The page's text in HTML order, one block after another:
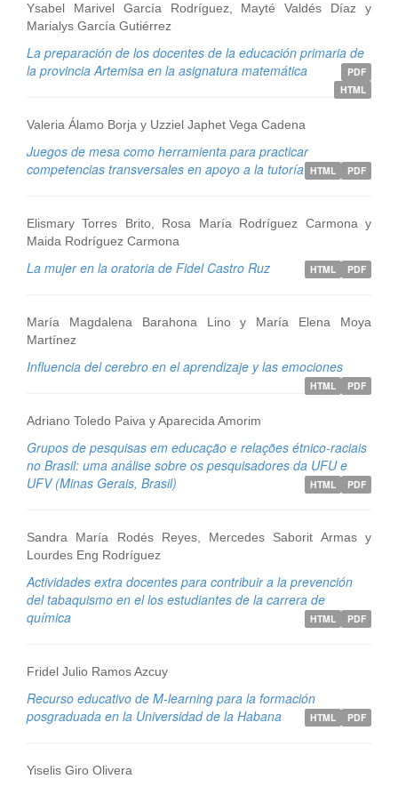
Ysabel Marivel García Rodríguez, Mayté Valdés Díaz y
Marialys García Gutiérrez
La preparación de los docentes de la educación primaria de
la provincia Artemisa en la asignatura matemática
PDF
HTML
Valeria Álamo Borja y Uzziel Japhet Vega Cadena
Juegos de mesa como herramienta para practicar
competencias transversales en apoyo a la tutoría
PDF
HTML
Elismary Torres Brito, Rosa María Rodríguez Carmona y
Maida Rodríguez Carmona
La mujer en la oratoria de Fidel Castro Ruz PDF
HTML
María Magdalena Barahona Lino y María Elena Moya
Martínez
Influencia del cerebro en el aprendizaje y las emociones
PDF
HTML
Adriano Toledo Paiva y Aparecida Amorim
Grupos de pesquisas em educação e relações étnico-raciais
no Brasil: uma análise sobre os pesquisadores da UFU e
UFV (Minas Gerais, Brasil)
PDF
HTML
Sandra María Rodés Reyes, Mercedes Saborit Armas y
Lourdes Eng Rodríguez
Actividades extra docentes para contribuir a la prevención
del tabaquismo en el los estudiantes de la carrera de
química
PDF
HTML
Fridel Julio Ramos Azcuy
Recurso educativo de M-learning para la formación
posgraduada en la Universidad de la Habana
PDF
HTML
Yiselis Giro Olivera